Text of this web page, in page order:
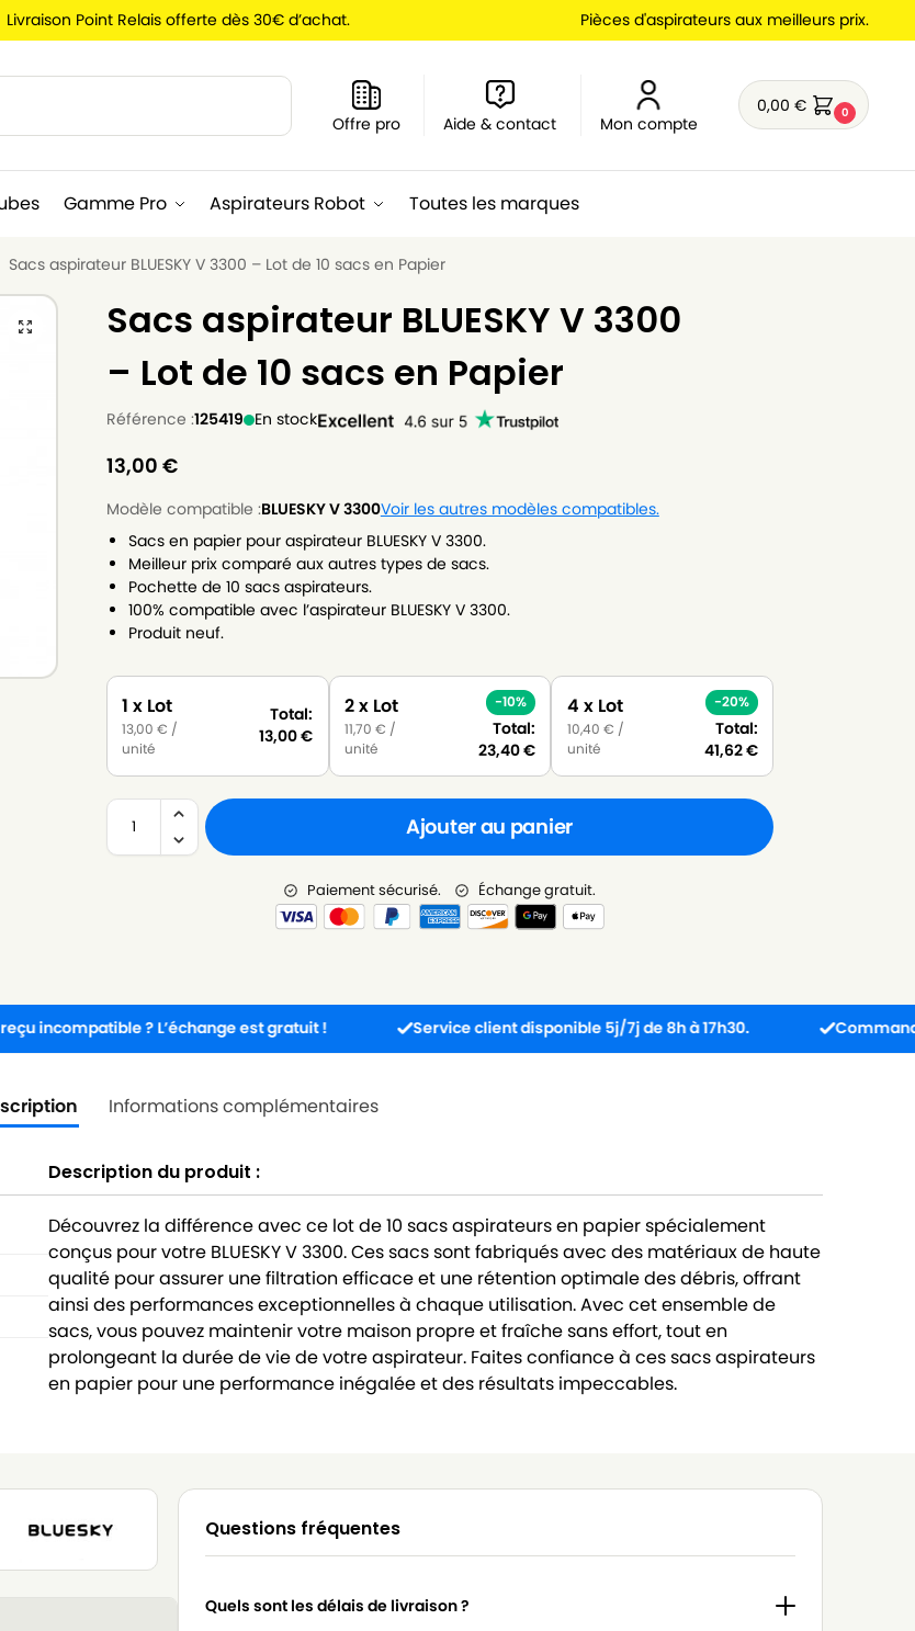
Livraison Point Relais offerte dès 30€ d’achat. Pièces d'aspirateurs aux meilleurs prix.
Offre pro Aide & contact Mon compte
0,00€ 0
Gamme Pro Aspirateurs Robot Toutes les marques
Sacs aspirateur BLUESKY V 3300 – Lot de 10 sacs en Papier
Sacs aspirateur BLUESKY V 3300
– Lot de 10 sacs en Papier
Référence :125419 En stock
13,00 €
Modèle compatible :BLUESKY V 3300Voir les autres modèles compatibles.
Sacs en papier pour aspirateur BLUESKY V 3300.
Meilleur prix comparé aux autres types de sacs.
Pochette de 10 sacs aspirateurs.
100% compatible avec l’aspirateur BLUESKY V 3300.
Produit neuf.
1 x Lot
13,00€ /
unité
Total:
13,00€
2 x Lot
11,70€ /
unité
-10%
Total:
23,40€
4 x Lot
10,40 € /
unité
-20%
Total:
41,62€
Ajouter au panier
Paiement sécurisé. Échange gratuit.
? L’échange est gratuit ! Service client disponible 5j/7j de 8h à 17h30. Commandez
Informations complémentaires
Description du produit :
Découvrez la différence avec ce lot de 10 sacs aspirateurs en papier spécialement
conçus pour votre BLUESKY V 3300. Ces sacs sont fabriqués avec des matériaux de haute
qualité pour assurer une filtration efficace et une rétention optimale des débris, offrant
ainsi des performances exceptionnelles à chaque utilisation. Avec cet ensemble de
sacs, vous pouvez maintenir votre maison propre et fraîche sans effort, tout en
prolongeant la durée de vie de votre aspirateur. Faites confiance à ces sacs aspirateurs
en papier pour une performance inégalée et des résultats impeccables.
Questions fréquentes
Quels sont les délais de livraison ?